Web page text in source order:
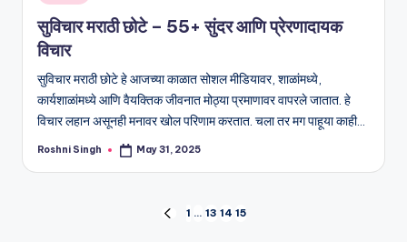
in
सुविचार मराठी छोटे – 55+ सुंदर आणि प्रेरणादायक
विचार
सुविचार मराठी छोटे हे आजच्या काळात सोशल मीडियावर, शाळांमध्ये,
कार्यशाळांमध्ये आणि वैयक्तिक जीवनात मोठ्या प्रमाणावर वापरले जातात. हे
विचार लहान असूनही मनावर खोल परिणाम करतात. चला तर मग पाहूया काही…
Posted
Roshni Singh May 31, 2025
PREVIOUS
1 … 13 14 15